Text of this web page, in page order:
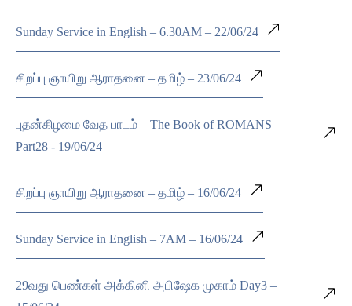
Sunday Service in English – 6.30AM – 22/06/24
சிறப்பு ஞாயிறு ஆராதனை – தமிழ் – 23/06/24
புதன்கிழமை வேத பாடம் – The Book of ROMANS –
Part28 - 19/06/24
சிறப்பு ஞாயிறு ஆராதனை – தமிழ் – 16/06/24
Sunday Service in English – 7AM – 16/06/24
29வது பெண்கள் அக்கினி அபிஷேக முகாம் Day3 –